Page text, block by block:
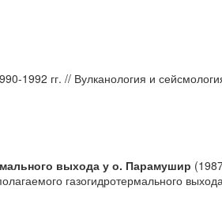
1992 гг. // Вулканология и
выхода у о. Парамушир
газогидротермального